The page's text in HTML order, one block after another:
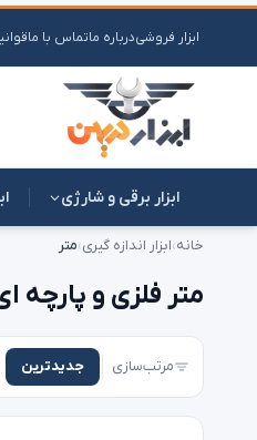
ابزار فروشی درباره ماتماس با ما
ابزار برقی و شارژی
خانه›ابزار اندازه گیری›متر
متر فلزی و پارچه
مرتب‌سازی جدیدترین